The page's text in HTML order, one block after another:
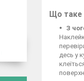
Що таке
З
десь у